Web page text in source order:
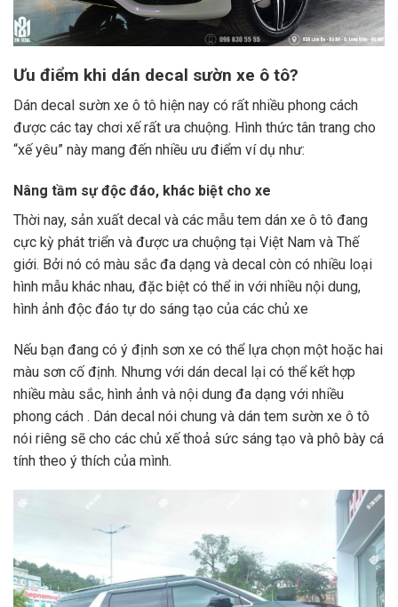
Ưu điểm khi dán decal sườn xe ô tô?
Dán decal sườn xe ô tô hiện nay có rất nhiều phong cách
được các tay chơi xế rất ưa chuộng. Hình thức tân trang cho
“xế yêu” này mang đến nhiều ưu điểm ví dụ như:
Nâng tầm sự độc đáo, khác biệt cho xe
Thời nay, sản xuất decal và các mẫu tem dán xe ô tô đang
cực kỳ phát triển và được ưa chuộng tại Việt Nam và Thế
giới. Bởi nó có màu sắc đa dạng và decal còn có nhiều loại
hình mẫu khác nhau, đặc biệt có thể in với nhiều nội dung,
hình ảnh độc đáo tự do sáng tạo của các chủ xe
Nếu bạn đang có ý định sơn xe có thể lựa chọn một hoặc hai
màu sơn cố định. Nhưng với dán decal lại có thể kết hợp
nhiều màu sắc, hình ảnh và nội dung đa dạng với nhiều
phong cách . Dán decal nói chung và dán tem sườn xe ô tô
nói riêng sẽ cho các chủ xế thoả sức sáng tạo và phô bày cá
tính theo ý thích của mình.